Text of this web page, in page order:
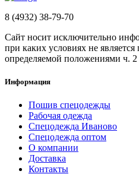
8 (4932) 38-79-70
Сайт носит исключительно
при каких условиях не
определяемой положениями ч.
Информация
Пошив спецодежды
Рабочая одежда
Спецодежда Иваново
Спецодежда оптом
О компании
Доставка
Контакты